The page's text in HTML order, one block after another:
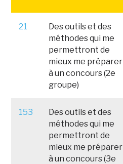
21
Des outils et des
méthodes qui me
permettront de
mieux me préparer
à un concours (2e
groupe)
153
Des outils et des
méthodes qui me
permettront de
mieux me préparer
à un concours (3e